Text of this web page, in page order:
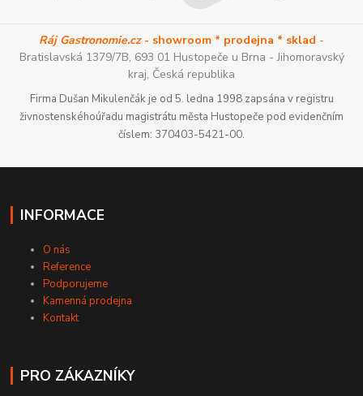
Ráj Gastronomie.cz- showroom * prodejna * sklad -
Bratislavská 1379/7B, 693 01 Hustopeče u Brna - Jihomoravský
kraj, Česká republika
Firma Dušan Mikulenčák je od 5. ledna 1998 zapsána v registru
živnostenskéhoúřadu magistrátu města Hustopeče pod evidenčním
číslem: 370403-5421-00.
INFORMACE
O nás
Reference
Podporujeme
Kamenná prodejna
Kontakt
PRO ZÁKAZNÍKY